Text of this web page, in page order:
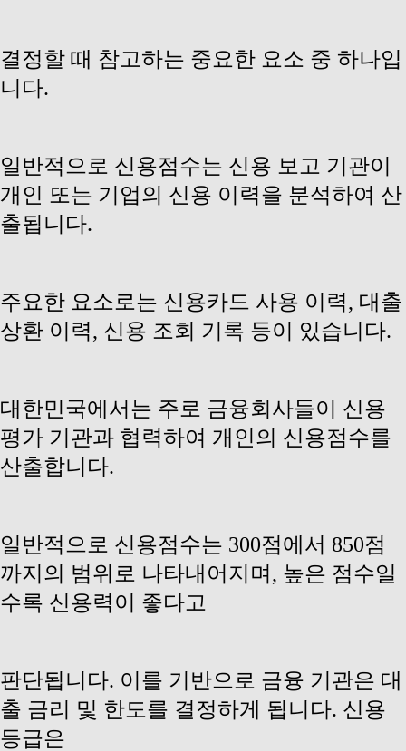
결정할 때 참고하는 중요한 요소 중 하나입
니다.
일반적으로 신용점수는 신용 보고 기관이
개인 또는 기업의 신용 이력을 분석하여 산
출됩니다.
주요한 요소로는 신용카드 사용 이력, 대출
상환 이력, 신용 조회 기록 등이 있습니다.
대한민국에서는 주로 금융회사들이 신용
평가 기관과 협력하여 개인의 신용점수를
산출합니다.
일반적으로 신용점수는 300점에서 850점
까지의 범위로 나타내어지며, 높은 점수일
수록 신용력이 좋다고
판단됩니다. 이를 기반으로 금융 기관은 대
출 금리 및 한도를 결정하게 됩니다. 신용
등급은